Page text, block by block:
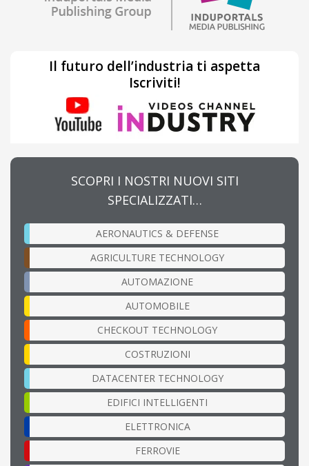
Il futuro dell’industria ti aspetta
Iscriviti!
SCOPRI I NOSTRI NUOVI SITI
SPECIALIZZATI…
AERONAUTICS & DEFENSE
AGRICULTURE TECHNOLOGY
AUTOMAZIONE
AUTOMOBILE
CHECKOUT TECHNOLOGY
COSTRUZIONI
DATACENTER TECHNOLOGY
EDIFICI INTELLIGENTI
ELETTRONICA
FERROVIE